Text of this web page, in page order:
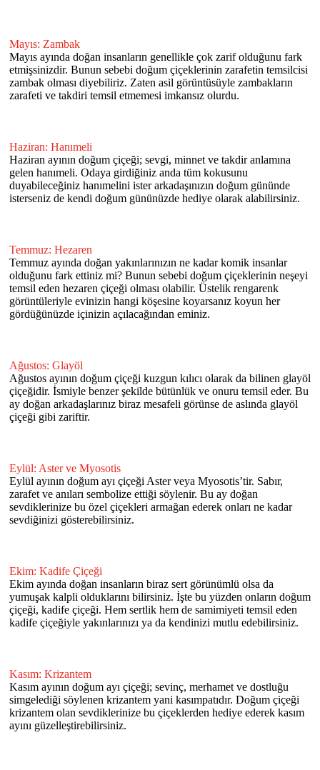
Mayıs: Zambak
Mayıs ayında doğan insanların genellikle çok zarif olduğunu fark
etmişsinizdir. Bunun sebebi doğum çiçeklerinin zarafetin temsilcisi
zambak olması diyebiliriz. Zaten asil görüntüsüyle zambakların
zarafeti ve takdiri temsil etmemesi imkansız olurdu.
Haziran: Hanımeli
Haziran ayının doğum çiçeği; sevgi, minnet ve takdir anlamına
gelen hanımeli. Odaya girdiğiniz anda tüm kokusunu
duyabileceğiniz hanımelini ister arkadaşınızın doğum gününde
isterseniz de kendi doğum gününüzde hediye olarak alabilirsiniz.
Temmuz: Hezaren
Temmuz ayında doğan yakınlarınızın ne kadar komik insanlar
olduğunu fark ettiniz mi? Bunun sebebi doğum çiçeklerinin neşeyi
temsil eden hezaren çiçeği olması olabilir. Üstelik rengarenk
görüntüleriyle evinizin hangi köşesine koyarsanız koyun her
gördüğünüzde içinizin açılacağından eminiz.
Ağustos: Glayöl
Ağustos ayının doğum çiçeği kuzgun kılıcı olarak da bilinen glayöl
çiçeğidir. İsmiyle benzer şekilde bütünlük ve onuru temsil eder. Bu
ay doğan arkadaşlarınız biraz mesafeli görünse de aslında glayöl
çiçeği gibi zariftir.
Eylül: Aster ve Myosotis
Eylül ayının doğum ayı çiçeği Aster veya Myosotis’tir. Sabır,
zarafet ve anıları sembolize ettiği söylenir. Bu ay doğan
sevdiklerinize bu özel çiçekleri armağan ederek onları ne kadar
sevdiğinizi gösterebilirsiniz.
Ekim: Kadife Çiçeği
Ekim ayında doğan insanların biraz sert görünümlü olsa da
yumuşak kalpli olduklarını bilirsiniz. İşte bu yüzden onların doğum
çiçeği, kadife çiçeği. Hem sertlik hem de samimiyeti temsil eden
kadife çiçeğiyle yakınlarınızı ya da kendinizi mutlu edebilirsiniz.
Kasım: Krizantem
Kasım ayının doğum ayı çiçeği; sevinç, merhamet ve dostluğu
simgelediği söylenen krizantem yani kasımpatıdır. Doğum çiçeği
krizantem olan sevdiklerinize bu çiçeklerden hediye ederek kasım
ayını güzelleştirebilirsiniz.